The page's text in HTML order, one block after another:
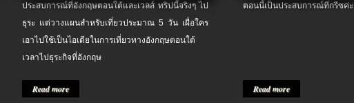
ประสบการณ์ที่อังกฤษตอนใต้และเวลส์ ทริปนี้จริงๆ ไป
ธุระ แต่วางแผนสำหรับเที่ยวประมาณ 5 วัน เผื่อใคร
เอาไปใช้เป็นไอเดียในการเที่ยวทางอังกฤษตอนใต้
เวลาไปธุระกิจที่อังกฤษ
Read more
ตอนนี้เป็นประสบการณ์ที่กรีซค่ะ
Read more